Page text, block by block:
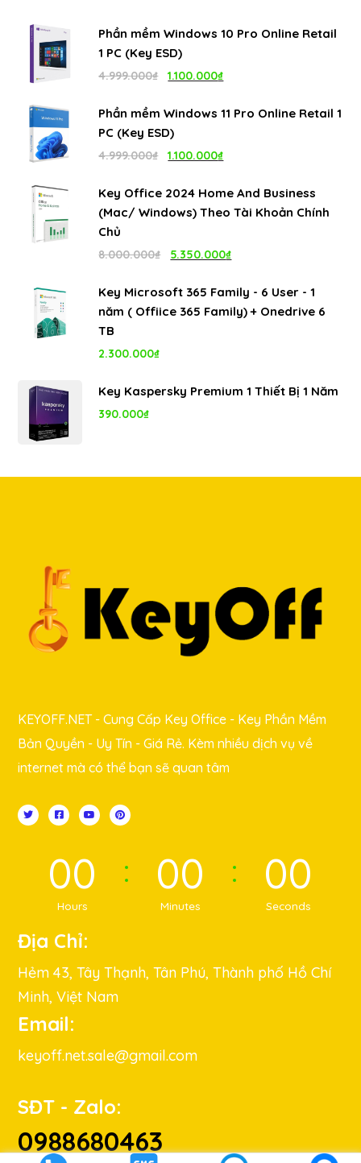
Phần mềm Windows 10 Pro Online Retail
1 PC (Key ESD)
4.999.000₫
Giá
là:
1.100.000₫
tại
Phần mềm Windows 11 Pro Online Retail 1
PC (Key ESD)
4.999.000₫
Giá
là:
1.100.000₫
tại
1.100.000₫.
Key Office 2024 Home And Business
(Mac/ Windows) Theo Tài Khoản Chính
Chủ
8.000.000₫
Giá
là:
5.350.000₫
tại
Key Microsoft 365 Family - 6 User - 1
năm ( Offiice 365 Family) + Onedrive 6
TB
2.300.000₫
Key Kaspersky Premium 1 Thiết Bị 1 Năm
390.000₫
KEYOFF.NET - Cung Cấp Key Office - Key Phần Mềm
Bản Quyền - Uy Tín - Giá Rẻ. Kèm nhiều dịch vụ về
internet mà có thể bạn sẽ quan tâm
00
Hours
00
Minutes
00
Seconds
Địa Chỉ:
Hẻm 43, Tây Thạnh, Tân Phú, Thành phố Hồ Chí
Minh, Việt Nam
Email:
keyoff.net.sale@gmail.com
SĐT - Zalo:
0988680463